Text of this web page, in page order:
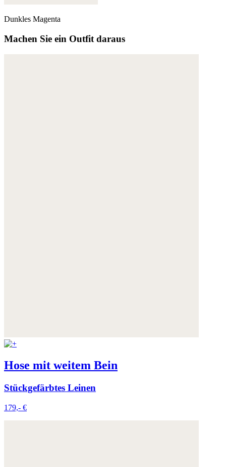
Dunkles Magenta
Machen Sie ein Outfit daraus
Hose mit weitem Bein
Stückgefärbtes Leinen
179,- €